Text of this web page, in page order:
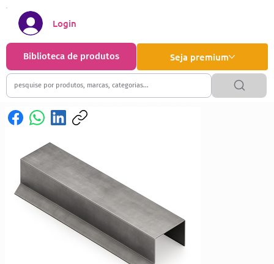
Seja premium
Biblioteca de produtos
Login